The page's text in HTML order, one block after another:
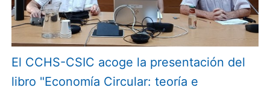
El CCHS-CSIC acoge la presentación del
libro "Economía Circular: teoría e